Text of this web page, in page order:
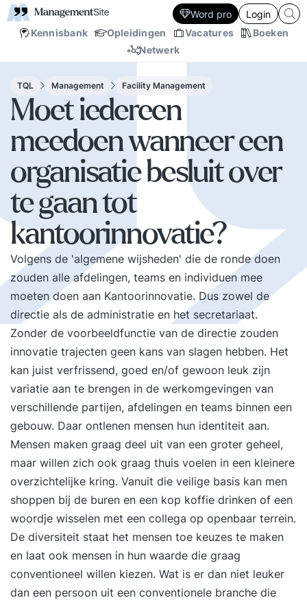
Kennisbank Opleidingen Vacatures
Boeken
Netwerk
Word pro Login
TQL Management Facility Management
Moet iedereen
meedoen wanneer een
organisatie besluit over
te gaan tot
kantoorinnovatie?
Volgens de 'algemene wijsheden' die de ronde doen
zouden alle afdelingen, teams en individuen mee
moeten doen aan Kantoorinnovatie. Dus zowel de
directie als de administratie en het secretariaat.
Zonder de voorbeeldfunctie van de directie zouden
innovatie trajecten geen kans van slagen hebben. Het
kan juist verfrissend, goed en/of gewoon leuk zijn
variatie aan te brengen in de werkomgevingen van
verschillende partijen, afdelingen en teams binnen een
gebouw. Daar ontlenen mensen hun identiteit aan.
Mensen maken graag deel uit van een groter geheel,
maar willen zich ook graag thuis voelen in een kleinere
overzichtelijke kring. Vanuit die veilige basis kan men
shoppen bij de buren en een kop koffie drinken of een
woordje wisselen met een collega op openbaar terrein.
De diversiteit staat het mensen toe keuzes te maken
en laat ook mensen in hun waarde die graag
conventioneel willen kiezen. Wat is er dan niet leuker
dan een persoon uit een conventionele branche die